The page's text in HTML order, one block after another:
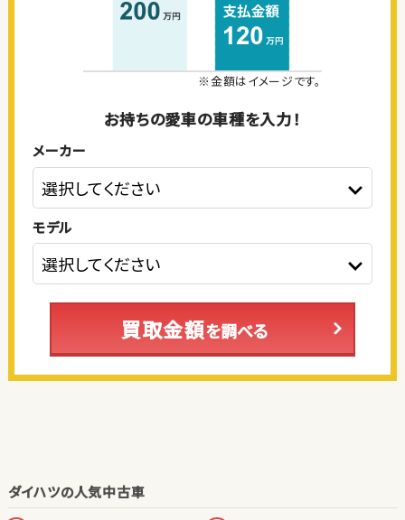
※金額はイメージです。
お持ちの愛車の車種を入力！
メーカー
モデル
買取金額を調べる
ダイハツの人気中古車